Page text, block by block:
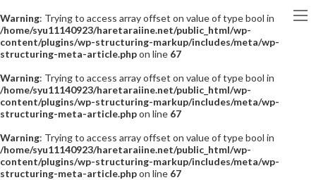
Warning: Trying to access array offset on value of type bool in
/home/syu11140923/haretaraiine.net/public_html/wp-
content/plugins/wp-structuring-markup/includes/meta/wp-
structuring-meta-article.phpon line 67
Warning: Trying to access array offset on value of type bool in
/home/syu11140923/haretaraiine.net/public_html/wp-
content/plugins/wp-structuring-markup/includes/meta/wp-
structuring-meta-article.phpon line 67
Warning: Trying to access array offset on value of type bool in
/home/syu11140923/haretaraiine.net/public_html/wp-
content/plugins/wp-structuring-markup/includes/meta/wp-
structuring-meta-article.phpon line 67